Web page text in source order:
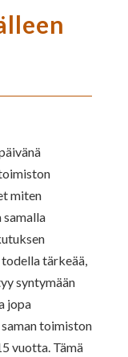
miten
tärkeää,
syntymään
jopa
toimiston
vuotta. Tämä